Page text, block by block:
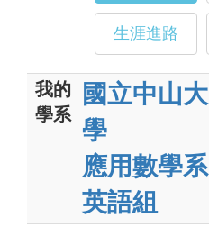
生涯進路
我的
學系
國立中山大
學
應用數學系
英語組